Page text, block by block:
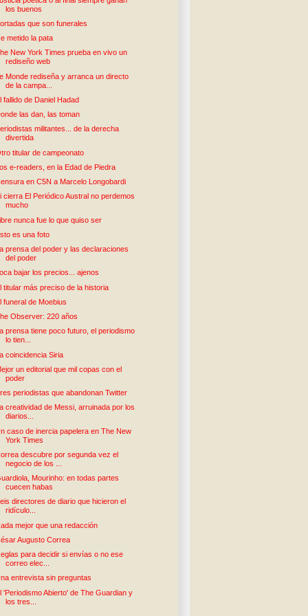
los buenos
que son funerales
metido la pata
New York Times prueba en vivo un
rediseño web
Monde rediseña y arranca un directo
de la campa...
fallido de Daniel Hadad
las dan, las toman
militantes... de la derecha
divertida
titular de campeonato
e-readers, en la Edad de Piedra
en C5N a Marcelo Longobardi
cierra El Periódico Austral no perdemos
mucho
nunca fue lo que quiso ser
es una foto
prensa del poder y las declaraciones
del poder
bajar los precios... ajenos
titular más preciso de la historia
funeral de Moebius
Observer: 220 años
La prensa tiene poco futuro, el periodismo
lo tien...
coincidencia Siria
un editorial que mil copas con el
poder
periodistas que abandonan Twitter
La creatividad de Messi, arruinada por los
diarios...
caso de inercia papelera en The New
York Times
descubre por segunda vez el
negocio de los ...
Mourinho: en todas partes
cuecen habas
directores de diario que hicieron el
ridículo...
mejor que una redacción
Augusto Correa
para decidir si envías o no ese
correo elec...
entrevista sin preguntas
'Periodismo Abierto' de The Guardian y
los tres...